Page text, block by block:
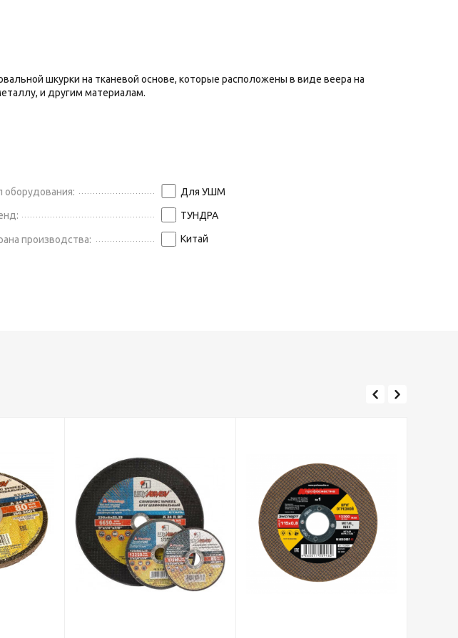
шкурки на тканевой основе, которые расположены в виде веера на
и другим материалам.
оборудования: Для УШМ
ТУНДРА
производства: Китай